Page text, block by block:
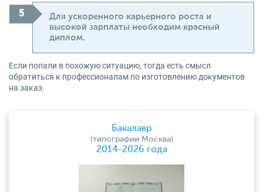
Для ускоренного карьерного роста и
высокой зарплаты необходим красный
диплом.
Если попали в похожую ситуацию, тогда есть смысл
обратиться к профессионалам по изготовлению документов
на заказ.
Бакалавр
(типографии Москва)
2014-2026 года